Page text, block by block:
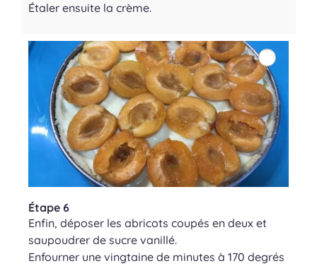
Étaler ensuite la crème.
Étape 6
Enfin, déposer les abricots coupés en deux et
saupoudrer de sucre vanillé.
Enfourner une vingtaine de minutes à 170 degrés